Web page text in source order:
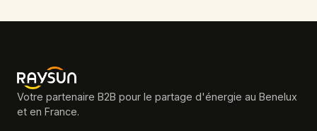
Votre partenaire B2B pour le partage d'énergie au Benelux
et en France.